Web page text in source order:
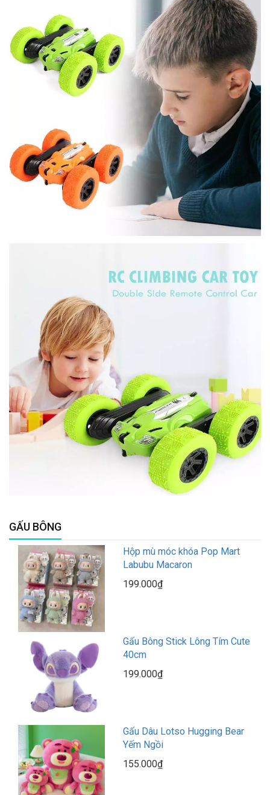
GẤU BÔNG
Hộp mù móc khóa Pop Mart
Labubu Macaron
199.000₫
Gấu Bông Stick Lông Tím Cute
40cm
199.000₫
Gấu Dâu Lotso Hugging Bear
Yếm Ngồi
155.000₫